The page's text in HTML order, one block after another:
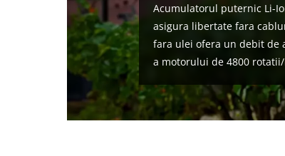
Acumulatorul puternic Li-
asigura libertate fara
fara ulei ofera un debit de
a motorului de 4800